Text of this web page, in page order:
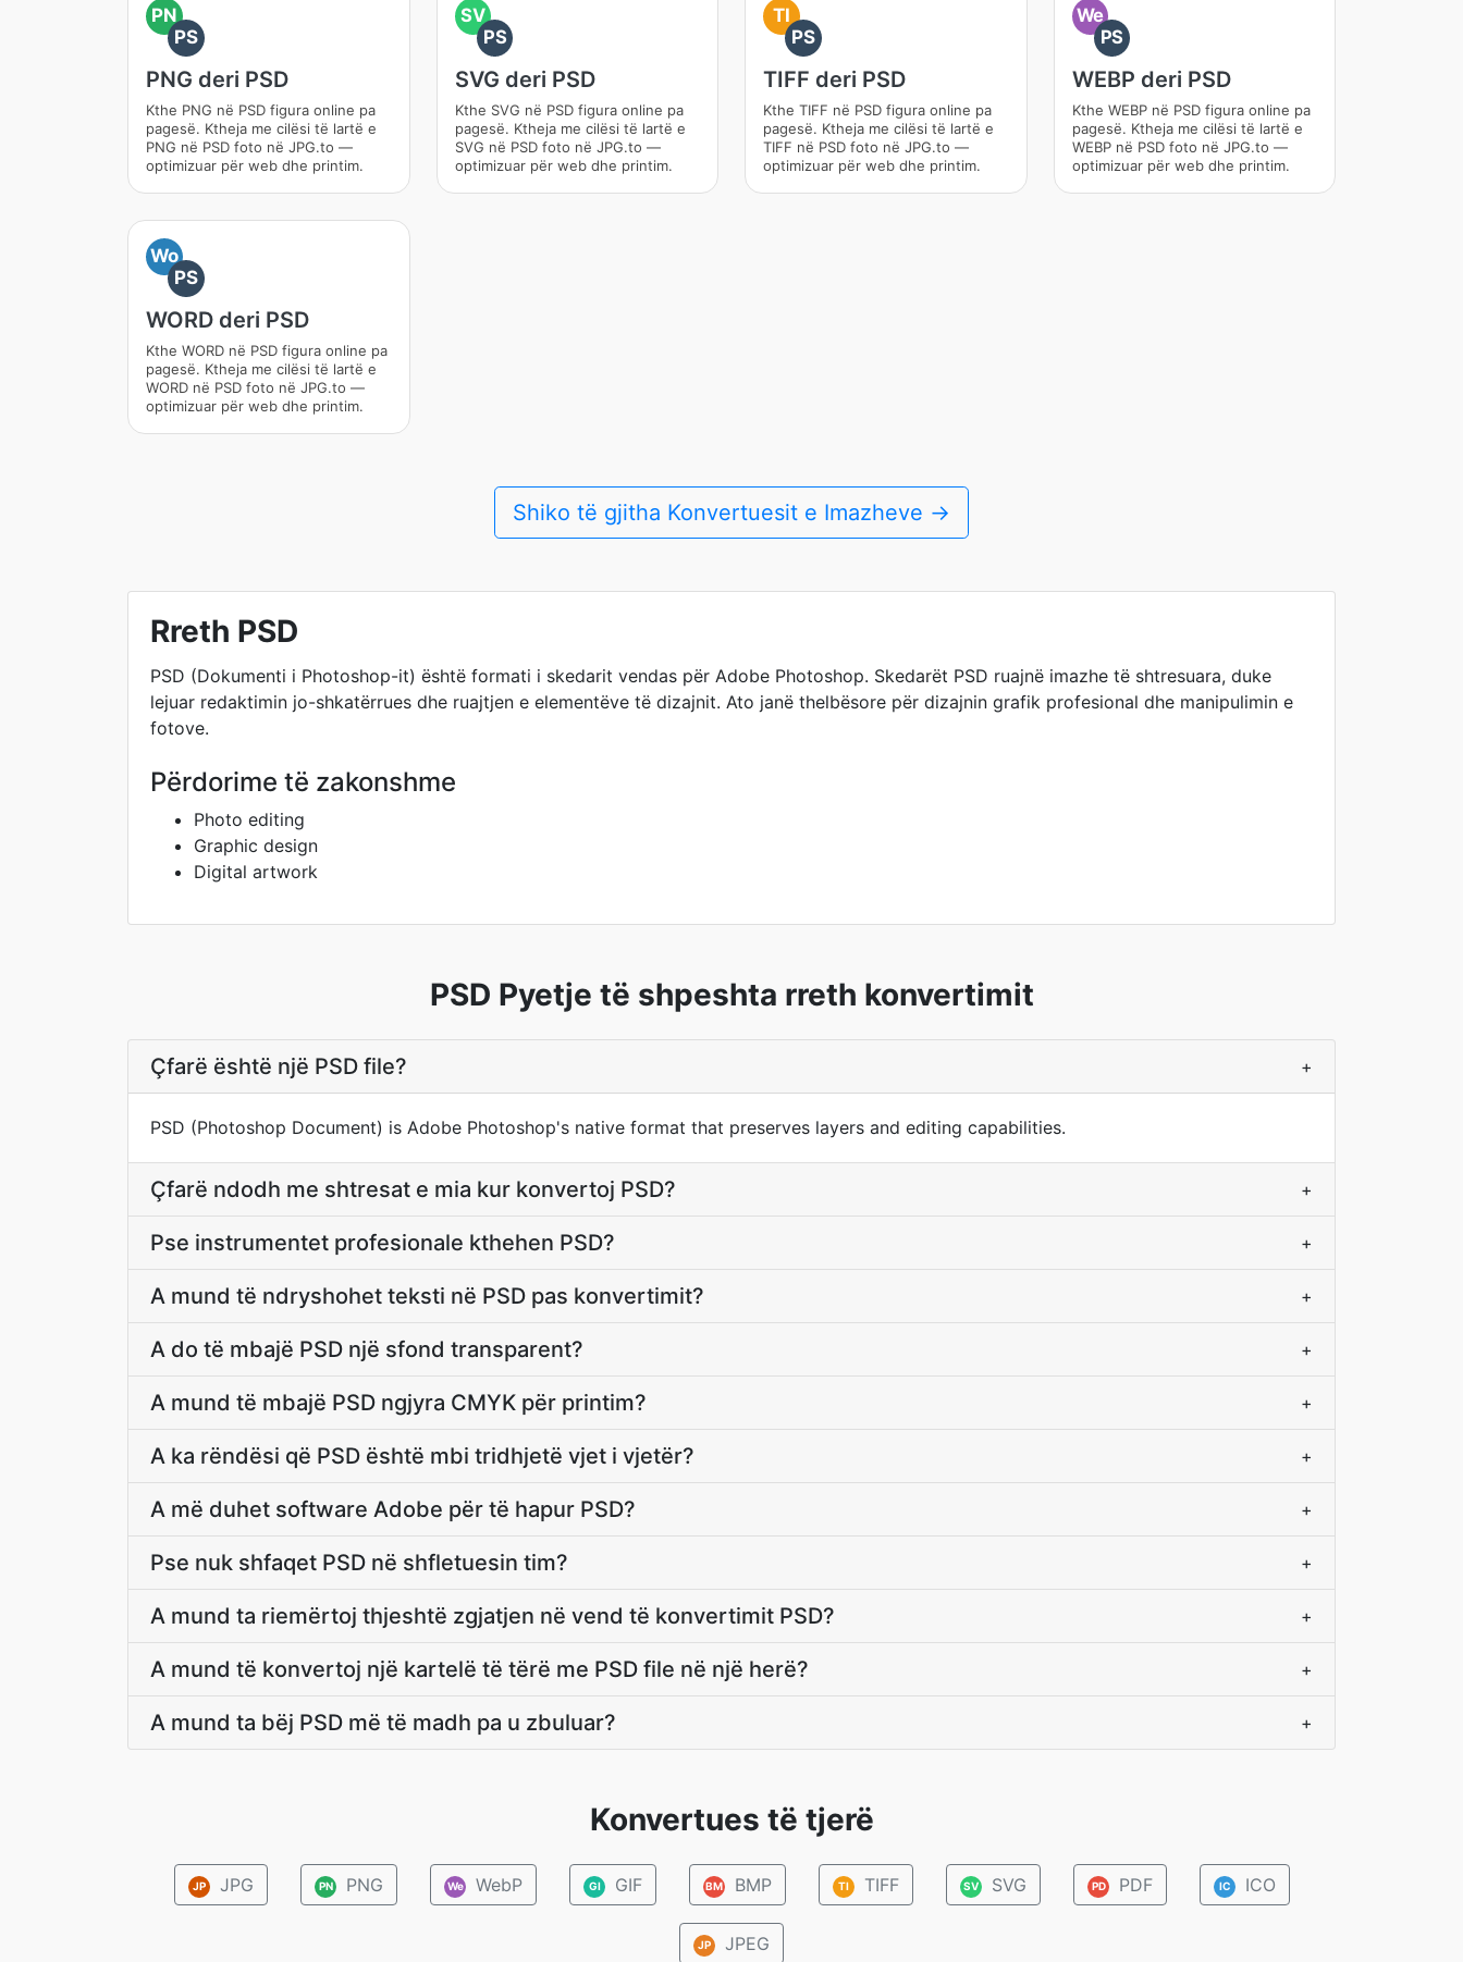
PN
PS
PNG deri PSD
Kthe PNG në PSD figura online pa
pagesë. Ktheja me cilësi të lartë e
PNG në PSD foto në JPG.to —
optimizuar për web dhe printim.
SV
PS
SVG deri PSD
Kthe SVG në PSD figura online pa
pagesë. Ktheja me cilësi të lartë e
SVG në PSD foto në JPG.to —
optimizuar për web dhe printim.
TI
PS
TIFF deri PSD
Kthe TIFF në PSD figura online pa
pagesë. Ktheja me cilësi të lartë e
TIFF në PSD foto në JPG.to —
optimizuar për web dhe printim.
We
PS
WEBP deri PSD
Kthe WEBP në PSD figura online pa
pagesë. Ktheja me cilësi të lartë e
WEBP në PSD foto në JPG.to —
optimizuar për web dhe printim.
Wo
PS
WORD deri PSD
Kthe WORD në PSD figura online pa
pagesë. Ktheja me cilësi të lartë e
WORD në PSD foto në JPG.to —
optimizuar për web dhe printim.
Shiko të gjitha Konvertuesit e Imazheve →
Rreth PSD
PSD (Dokumenti i Photoshop-it) është formati i skedarit vendas për Adobe Photoshop. Skedarët PSD ruajnë imazhe të shtresuara, duke
lejuar redaktimin jo-shkatërrues dhe ruajtjen e elementëve të dizajnit. Ato janë thelbësore për dizajnin grafik profesional dhe manipulimin e
fotove.
Përdorime të zakonshme
Photo editing
Graphic design
Digital artwork
PSD Pyetje të shpeshta rreth konvertimit
Çfarë është një PSD file? +
PSD (Photoshop Document) is Adobe Photoshop's native format that preserves layers and editing capabilities.
Çfarë ndodh me shtresat e mia kur konvertoj PSD? +
Pse instrumentet profesionale kthehen PSD? +
A mund të ndryshohet teksti në PSD pas konvertimit? +
A do të mbajë PSD një sfond transparent? +
A mund të mbajë PSD ngjyra CMYK për printim? +
A ka rëndësi që PSD është mbi tridhjetë vjet i vjetër? +
A më duhet software Adobe për të hapur PSD? +
Pse nuk shfaqet PSD në shfletuesin tim? +
A mund ta riemërtoj thjeshtë zgjatjen në vend të konvertimit PSD? +
A mund të konvertoj një kartelë të tërë me PSD file në një herë? +
A mund ta bëj PSD më të madh pa u zbuluar? +
Konvertues të tjerë
JP JPG PN PNG We WebP GI GIF BM BMP TI TIFF SV SVG PD PDF IC ICO
JP JPEG